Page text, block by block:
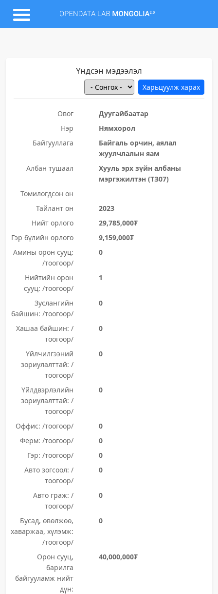
Үндсэн мэдээлэл
Овог
Дуугайбаатар
Нэр
Нямхорол
Байгууллага
Байгаль орчин, аялал
жуулчлалын яам
Албан тушаал
Хууль эрх зүйн албаны
мэргэжилтэн (ТЗ07)
Томилогдсон он
Тайлант он
2023
Нийт орлого
29,785,000₮
Гэр бүлийн орлого
9,159,000₮
Амины орон сууц:
/тоогоор/
0
Нийтийн орон
сууц: /тоогоор/
1
Зуслангийн
байшин: /тоогоор/
0
Хашаа байшин: /
тоогоор/
0
Үйлчилгээний
зориулалттай: /
тоогоор/
0
Үйлдвэрлэлийн
зориулалттай: /
тоогоор/
0
Оффис: /тоогоор/
0
Ферм: /тоогоор/
0
Гэр: /тоогоор/
0
Авто зогсоол: /
тоогоор/
0
Авто граж: /
тоогоор/
0
Бусад, өвөлжөө,
хаваржаа, хүлэмж:
/тоогоор/
0
Орон сууц,
барилга
байгууламж нийт
дүн:
40,000,000₮